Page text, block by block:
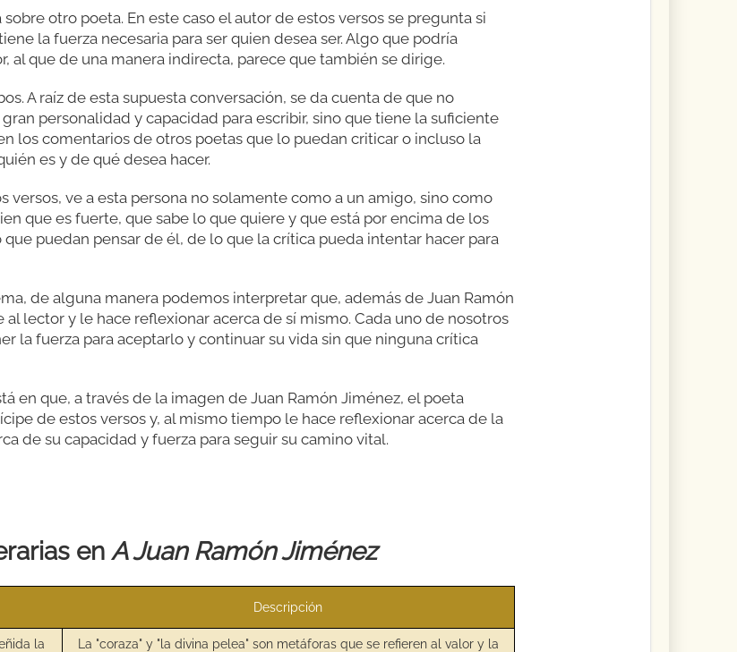
otro poeta. En este caso el autor de estos versos se pregunta si
la fuerza necesaria para ser quien desea ser. Algo que podría
al que de una manera indirecta, parece que también se dirige.
A raíz de esta supuesta conversación, se da cuenta de que no
personalidad y capacidad para escribir, sino que tiene la suficiente
los comentarios de otros poetas que lo puedan criticar o incluso la
es y de qué desea hacer.
versos, ve a esta persona no solamente como a un amigo, sino como
que es fuerte, que sabe lo que quiere y que está por encima de los
puedan pensar de él, de lo que la crítica pueda intentar hacer para
de alguna manera podemos interpretar que, además de Juan Ramón
lector y le hace reflexionar acerca de sí mismo. Cada uno de nosotros
la fuerza para aceptarlo y continuar su vida sin que ninguna crítica
en que, a través de la imagen de Juan Ramón Jiménez, el poeta
de estos versos y, al mismo tiempo le hace reflexionar acerca de la
de su capacidad y fuerza para seguir su camino vital.
en A Juan Ramón Jiménez
Descripción
la
La "coraza" y "la divina pelea" son metáforas que se refieren al valor y la